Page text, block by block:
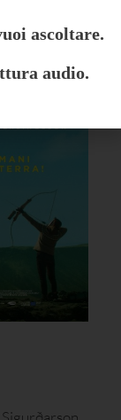
ascoltare.
audio.